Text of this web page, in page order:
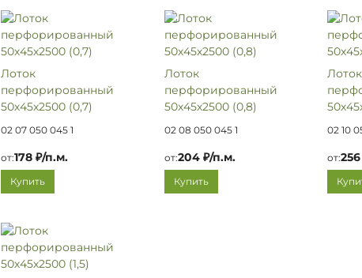
Лоток
перфорированный
50х45х2500 (0,7)
02 07 050 045 1
от:178 ₽/п.м.
Купить
Лоток
перфорированный
50х45х2500 (0,8)
02 08 050 045 1
от:204 ₽/п.м.
Купить
Лоток
02 10
от: